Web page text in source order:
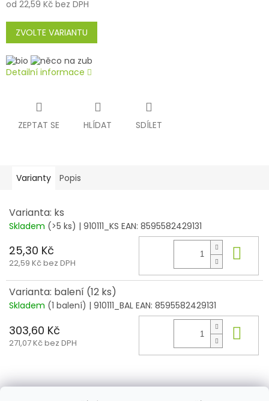
od 22,59 Kč bez DPH
Měrná
cena:
ZVOLTE VARIANTU
Detailní informace
ZEPTAT SE HLÍDAT SDÍLET
Varianty Popis
Varianta: ks
Skladem (>5 ks) | 910111_KS EAN: 8595582429131
25,30 Kč
22,59 Kč bez DPH
Varianta: balení (12 ks)
Skladem (1 balení) | 910111_BAL EAN: 8595582429131
303,60 Kč
271,07 Kč bez DPH
Z